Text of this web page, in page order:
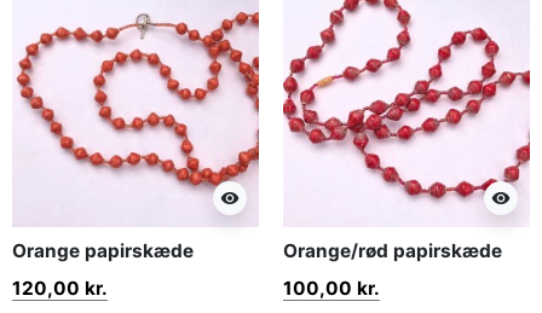
visibility
Orange papirskæde
120,00 kr.
visibility
Orange/rød papirskæde
100,00 kr.